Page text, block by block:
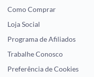
Como Comprar
Loja Social
Programa de Afiliados
Trabalhe Conosco
Preferência de Cookies